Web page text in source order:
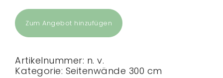
Menge
Zum Angebot hinzufügen
Artikelnummer: n. v.
Kategorie: Seitenwände 300 cm